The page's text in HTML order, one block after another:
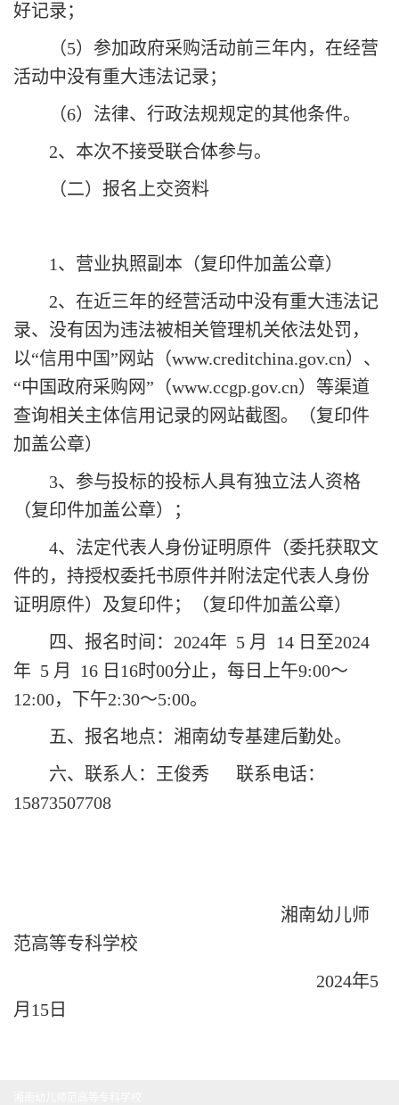
好记录；
（5）参加政府采购活动前三年内，在经营
活动中没有重大违法记录；
（6）法律、行政法规规定的其他条件。
2、本次不接受联合体参与。
（二）报名上交资料
1、营业执照副本（复印件加盖公章）
2、在近三年的经营活动中没有重大违法记
录、没有因为违法被相关管理机关依法处罚，
以“信用中国”网站（www.creditchina.gov.cn）、
“中国政府采购网”（www.ccgp.gov.cn）等渠道
查询相关主体信用记录的网站截图。（复印件
加盖公章）
3、参与投标的投标人具有独立法人资格
（复印件加盖公章）；
4、法定代表人身份证明原件（委托获取文
件的，持授权委托书原件并附法定代表人身份
证明原件）及复印件；（复印件加盖公章）
四、报名时间： 2024年 5 月 14 日至2024
年 5 月 16 日 16时00分止，每日上午9:00～
12:00，下午2:30～5:00。
五、报名地点：湘南幼专基建后勤处。
六、联系人：王俊秀
联系电话：
15873507708
湘南幼儿师
范高等专科学校
2024年5
月15日